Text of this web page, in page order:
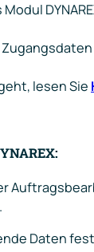
lesen Sie
Daten